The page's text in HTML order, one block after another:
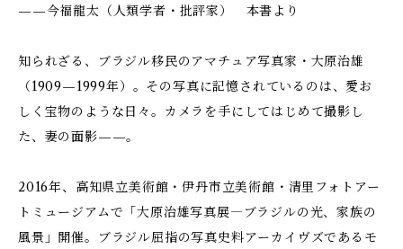
——今福龍太（人類学者・批評家） 本書より
知られざる、ブラジル移民のアマチュア写真家・大原治雄
（1909—1999年）。その写真に記憶されているのは、愛お
しく宝物のような日々。カメラを手にしてはじめて撮影し
た、妻の面影——。
2016年、高知県立美術館・伊丹市立美術館・清里フォトアー
トミュージアムで「大原治雄写真展―ブラジルの光、家族の
風景」開催。ブラジル屈指の写真史料アーカイヴズであるモ